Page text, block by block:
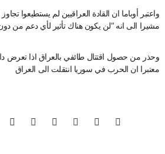
واعتبر أوباما ان القادة العراقيين لم يستطيعوا تجاوز
مشيرا الى انه “لن يكون هناك تأثير لأي دعم من
وحذر من حصول اقتتال طائفي بالعراق اذا تعرض
معتبرا ان الحرب في سوريا انتقلت الى العراق